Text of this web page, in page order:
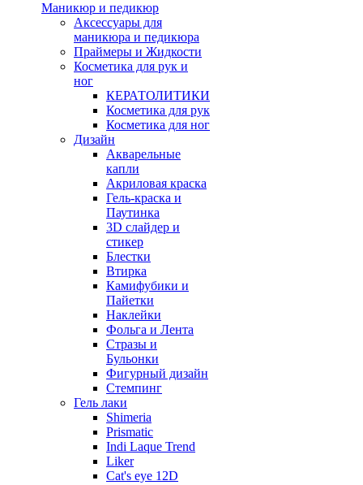
Маникюр и педикюр
Аксессуары для
маникюра и педикюра
Праймеры и Жидкости
Косметика для рук и
ног
КЕРАТОЛИТИКИ
Косметика для рук
Косметика для ног
Дизайн
Акварельные
капли
Акриловая краска
Гель-краска и
Паутинка
3D слайдер и
стикер
Блестки
Втирка
Камифубики и
Пайетки
Наклейки
Фольга и Лента
Стразы и
Бульонки
Фигурный дизайн
Стемпинг
Гель лаки
Shimeria
Prismatic
Indi Laque Trend
Liker
Cat's eye 12D